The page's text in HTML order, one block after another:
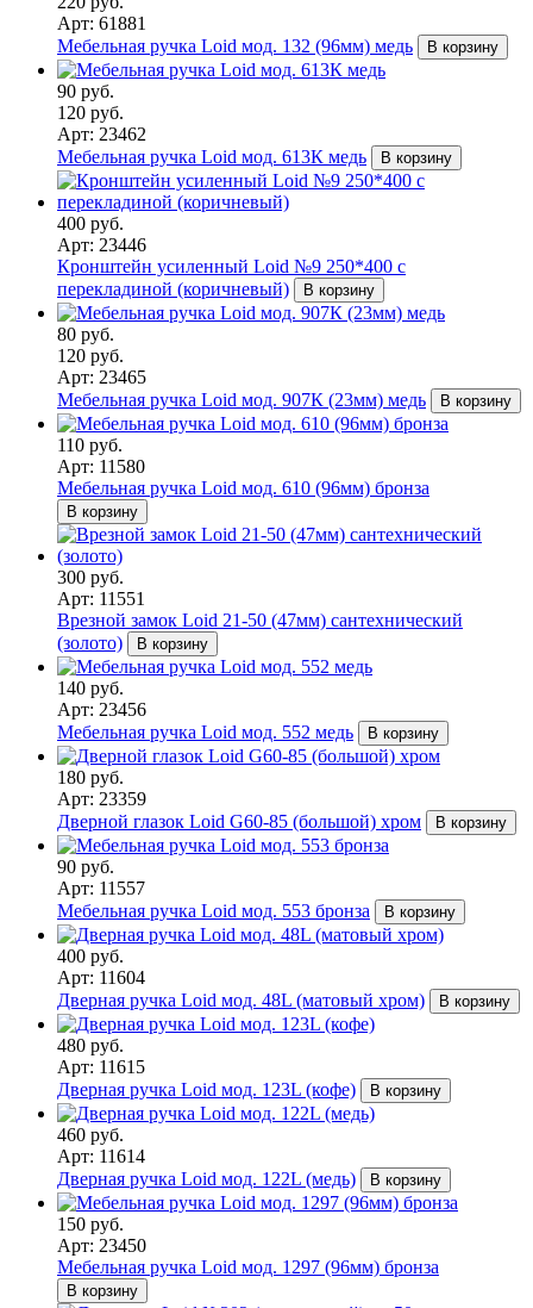
Арт: 61881
Мебельная ручка Loid мод. 132 (96мм) медь
В корзину
90 руб.
120 руб.
Арт: 23462
Мебельная ручка Loid мод. 613К медь
В корзину
400 руб.
Арт: 23446
Кронштейн усиленный Loid №9 250*400 с
перекладиной (коричневый)
В корзину
80 руб.
120 руб.
Арт: 23465
Мебельная ручка Loid мод. 907К (23мм) медь
В корзину
110 руб.
Арт: 11580
Мебельная ручка Loid мод. 610 (96мм) бронза
В корзину
300 руб.
Арт: 11551
Врезной замок Loid 21-50 (47мм) сантехнический
(золото)
В корзину
140 руб.
Арт: 23456
Мебельная ручка Loid мод. 552 медь
В корзину
180 руб.
Арт: 23359
Дверной глазок Loid G60-85 (большой) хром
В корзину
90 руб.
Арт: 11557
Мебельная ручка Loid мод. 553 бронза
В корзину
400 руб.
Арт: 11604
Дверная ручка Loid мод. 48L (матовый хром)
В корзину
480 руб.
Арт: 11615
Дверная ручка Loid мод. 123L (кофе)
В корзину
460 руб.
Арт: 11614
Дверная ручка Loid мод. 122L (медь)
В корзину
150 руб.
Арт: 23450
Мебельная ручка Loid мод. 1297 (96мм) бронза
В корзину